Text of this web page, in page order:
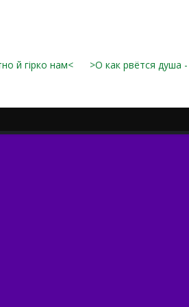
й гірко нам<
>О как рвётся душа